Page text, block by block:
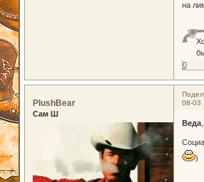
на
0
08-03
PlushBear
Сам Ш
Веда
)